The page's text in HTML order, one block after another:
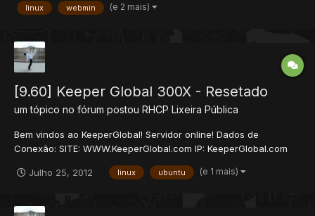
linux webmin (e 2 mais)
[9.60] Keeper Global 300X - Resetado
um tópico no fórum postou RHCP Lixeira Pública
Bem vindos ao KeeperGlobal! Servidor online! Dados de
Conexão: SITE: WWW.KeeperGlobal.com IP: KeeperGlobal.com
(Monstros dropam items epic, rare, legendary) - Market System
Julho 25, 2012 linux ubuntu (e 1 mais)